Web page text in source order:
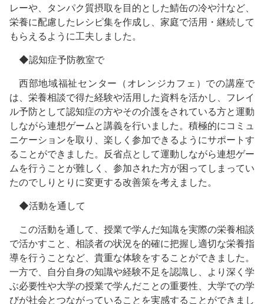
レーや、タンパク質摂取を目的とした鯖缶の冷や汁など、
栄養に配慮したレシピ集を作成し、家庭で活用・継続して
もらえるように工夫しました。
◆認知症予防教室で
西部地域福祉センター（オレンジカフェ）での講座で
は、栄養相談で得た経験や活用した資料を活かし、フレイ
ル予防として認知症の方やその介護をされている方と運動
しながら連想ゲームと講義を行いました。積極的にコミュ
ニケーションを取り、楽しく参加できるようにサポートす
ることができました。反省点として運動しながら連想ゲー
ムを行うことが難しく、参加された方が困ってしまってい
たのでしりとりに変更する改善策を考えました。
◆活動を通して
この活動を通して、授業で学んだ知識を実際の栄養相談
で活かすこと、相談者の状況を的確に把握し適切な栄養指
導を行うことなど、貴重な体験をすることができました。
一方で、自分自身の知識や経験不足を認識し、より深く学
ぶ必要性や大学の授業で学んだことの重要性、大学での学
びが社会とつながっていることを実感することができまし